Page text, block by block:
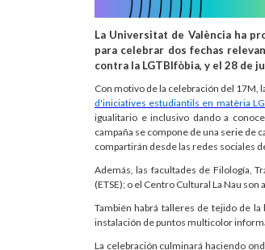
La Universitat de València ha
para celebrar dos fechas
contra la LGTBIfòbia, y el 28 de
Con motivo de la celebración del 17M,
d'iniciatives estudiantils en matèria
igualitario e inclusivo dando a
campaña se compone de una serie de
compartirán desde las redes sociales
Además, las facultades de Filología,
(ETSE); o el Centro Cultural La Nau
También habrá talleres de tejido de
instalación de puntos multicolor
La celebración culminará haciendo